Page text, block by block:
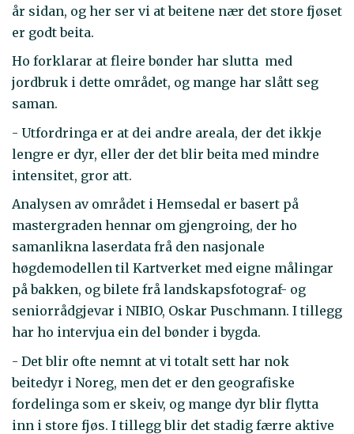
år sidan, og her ser vi at beitene nær det store fjøset
er godt beita.
Ho forklarar at fleire bønder har slutta med
jordbruk i dette området, og mange har slått seg
saman.
- Utfordringa er at dei andre areala, der det ikkje
lengre er dyr, eller der det blir beita med mindre
intensitet, gror att.
Analysen av området i Hemsedal er basert på
mastergraden hennar om gjengroing, der ho
samanlikna laserdata frå den nasjonale
høgdemodellen til Kartverket med eigne målingar
på bakken, og bilete frå landskapsfotograf- og
seniorrådgjevar i NIBIO, Oskar Puschmann. I tillegg
har ho intervjua ein del bønder i bygda.
- Det blir ofte nemnt at vi totalt sett har nok
beitedyr i Noreg, men det er den geografiske
fordelinga som er skeiv, og mange dyr blir flytta
inn i store fjøs. I tillegg blir det stadig færre aktive